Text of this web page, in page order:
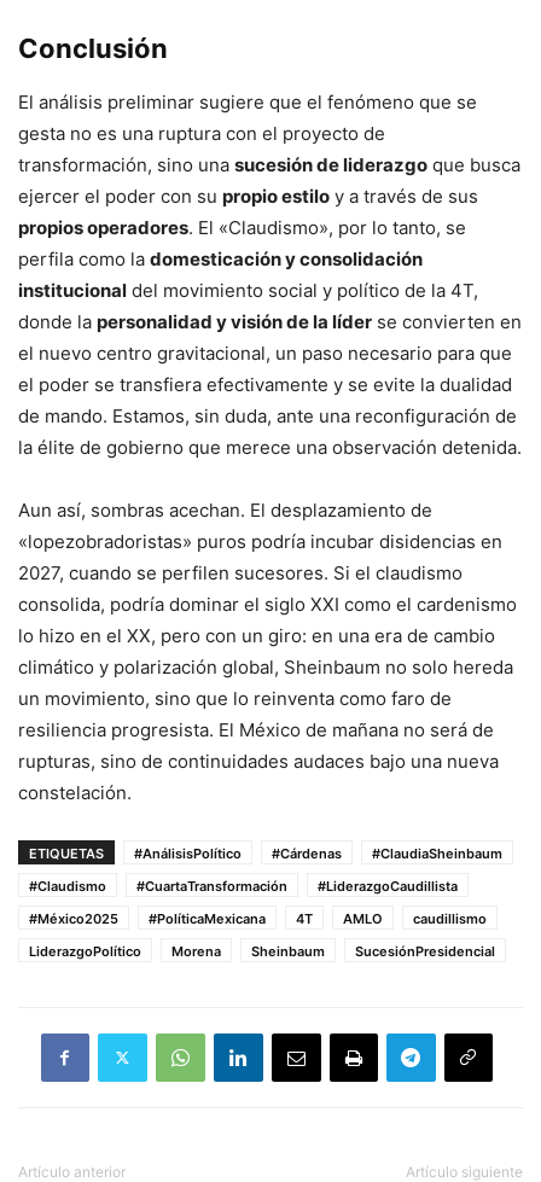
Conclusión
El análisis preliminar sugiere que el fenómeno que se
gesta no es una ruptura con el proyecto de
transformación, sino una sucesión de liderazgo que busca
ejercer el poder con su propio estilo y a través de sus
propios operadores. El «Claudismo», por lo tanto, se
perfila como la domesticación y consolidación
institucional del movimiento social y político de la 4T,
donde la personalidad y visión de la líder se convierten en
el nuevo centro gravitacional, un paso necesario para que
el poder se transfiera efectivamente y se evite la dualidad
de mando. Estamos, sin duda, ante una reconfiguración de
la élite de gobierno que merece una observación detenida.
Aun así, sombras acechan. El desplazamiento de
«lopezobradoristas» puros podría incubar disidencias en
2027, cuando se perfilen sucesores. Si el claudismo
consolida, podría dominar el siglo XXI como el cardenismo
lo hizo en el XX, pero con un giro: en una era de cambio
climático y polarización global, Sheinbaum no solo hereda
un movimiento, sino que lo reinventa como faro de
resiliencia progresista. El México de mañana no será de
rupturas, sino de continuidades audaces bajo una nueva
constelación.
ETIQUETAS #AnálisisPolítico #Cárdenas
#ClaudiaSheinbaum
#Claudismo
#CuartaTransformación
#LiderazgoCaudillista
#México2025
#PolíticaMexicana 4T AMLO
caudillismo
LiderazgoPolítico
Morena Sheinbaum SucesiónPresidencial
Artículo anterior Artículo siguiente